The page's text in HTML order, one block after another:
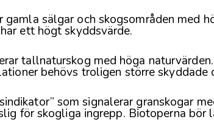
gamla sälgar och skogsområden med
ett högt skyddsvärde.
tallnaturskog med höga
behövs troligen större skyddade
som signalerar granskogar
för skogliga ingrepp. Biotoperna bör